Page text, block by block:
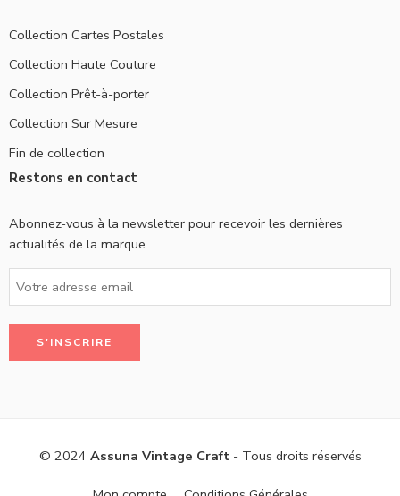
Collection Cartes Postales
Collection Haute Couture
Collection Prêt-à-porter
Collection Sur Mesure
Fin de collection
Restons en contact
Abonnez-vous à la newsletter pour recevoir les dernières
actualités de la marque
© 2024 Assuna Vintage Craft- Tous droits réservés